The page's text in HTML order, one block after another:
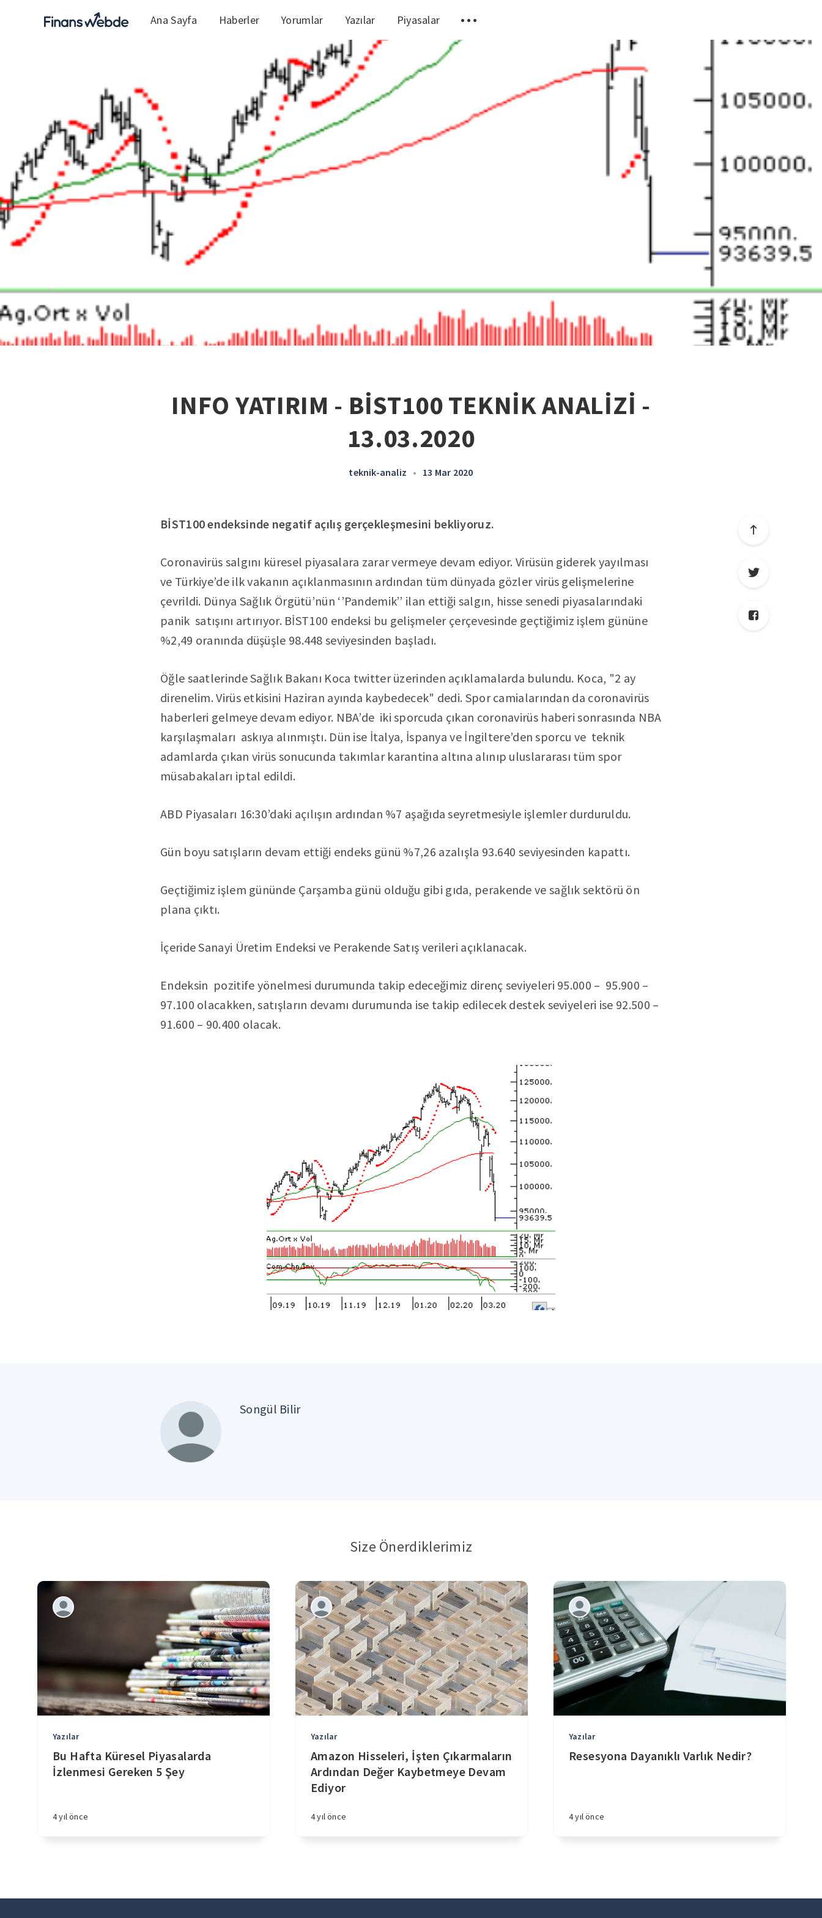
Ana Sayfa Haberler Yorumlar Yazılar Piyasalar
INFO YATIRIM - BİST100 TEKNİK ANALİZİ -
13.03.2020
teknik-analiz • 13 Mar 2020
BİST100 endeksinde negatif açılış gerçekleşmesini bekliyoruz.
Coronavirüs salgını küresel piyasalara zarar vermeye devam ediyor. Virüsün giderek yayılması
ve Türkiye’de ilk vakanın açıklanmasının ardından tüm dünyada gözler virüs gelişmelerine
çevrildi. Dünya Sağlık Örgütü’nün ‘’Pandemik’’ ilan ettiği salgın, hisse senedi piyasalarındaki
panik satışını artırıyor. BİST100 endeksi bu gelişmeler çerçevesinde geçtiğimiz işlem gününe
%2,49 oranında düşüşle 98.448 seviyesinden başladı.
Öğle saatlerinde Sağlık Bakanı Koca twitter üzerinden açıklamalarda bulundu. Koca, "2 ay
direnelim. Virüs etkisini Haziran ayında kaybedecek" dedi. Spor camialarından da coronavirüs
haberleri gelmeye devam ediyor. NBA’de iki sporcuda çıkan coronavirüs haberi sonrasında NBA
karşılaşmaları askıya alınmıştı. Dün ise İtalya, İspanya ve İngiltere’den sporcu ve teknik
adamlarda çıkan virüs sonucunda takımlar karantina altına alınıp uluslararası tüm spor
müsabakaları iptal edildi.
ABD Piyasaları 16:30’daki açılışın ardından %7 aşağıda seyretmesiyle işlemler durduruldu.
Gün boyu satışların devam ettiği endeks günü %7,26 azalışla 93.640 seviyesinden kapattı.
Geçtiğimiz işlem gününde Çarşamba günü olduğu gibi gıda, perakende ve sağlık sektörü ön
plana çıktı.
İçeride Sanayi Üretim Endeksi ve Perakende Satış verileri açıklanacak.
Endeksin pozitife yönelmesi durumunda takip edeceğimiz direnç seviyeleri 95.000 – 95.900 –
97.100 olacakken, satışların devamı durumunda ise takip edilecek destek seviyeleri ise 92.500 –
91.600 – 90.400 olacak.
Songül Bilir
Size Önerdiklerimiz
Yazılar
Bu Hafta Küresel Piyasalarda
İzlenmesi Gereken 5 Şey
4 yıl önce
Yazılar
Amazon Hisseleri, İşten Çıkarmaların
Ardından Değer Kaybetmeye Devam
Ediyor
4 yıl önce
Yazılar
Resesyona Dayanıklı Varlık Nedir?
4 yıl önce